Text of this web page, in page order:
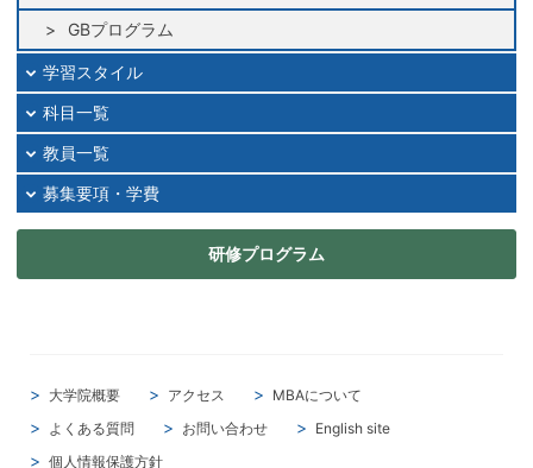
GBプログラム
学習スタイル
科目一覧
教員一覧
募集要項・学費
研修プログラム
大学院概要 アクセス
MBAについて
よくある質問
お問い合わせ
English site
個人情報保護方針